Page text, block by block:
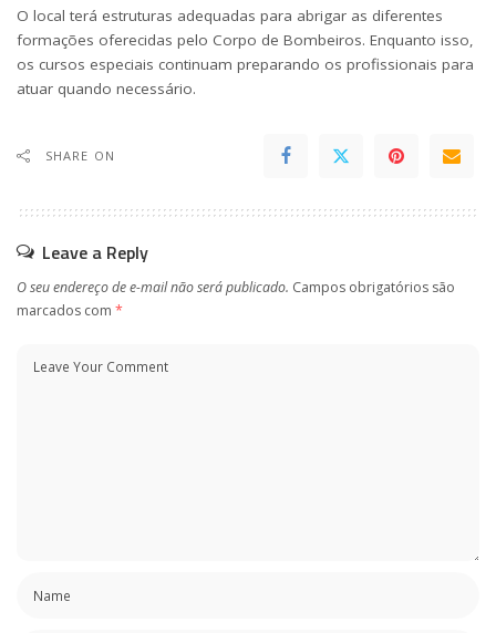
O local terá estruturas adequadas para abrigar as diferentes
formações oferecidas pelo Corpo de Bombeiros. Enquanto isso,
os cursos especiais continuam preparando os profissionais para
atuar quando necessário.
SHARE ON
Leave a Reply
O seu endereço de e-mail não será publicado. Campos obrigatórios são
marcados com *